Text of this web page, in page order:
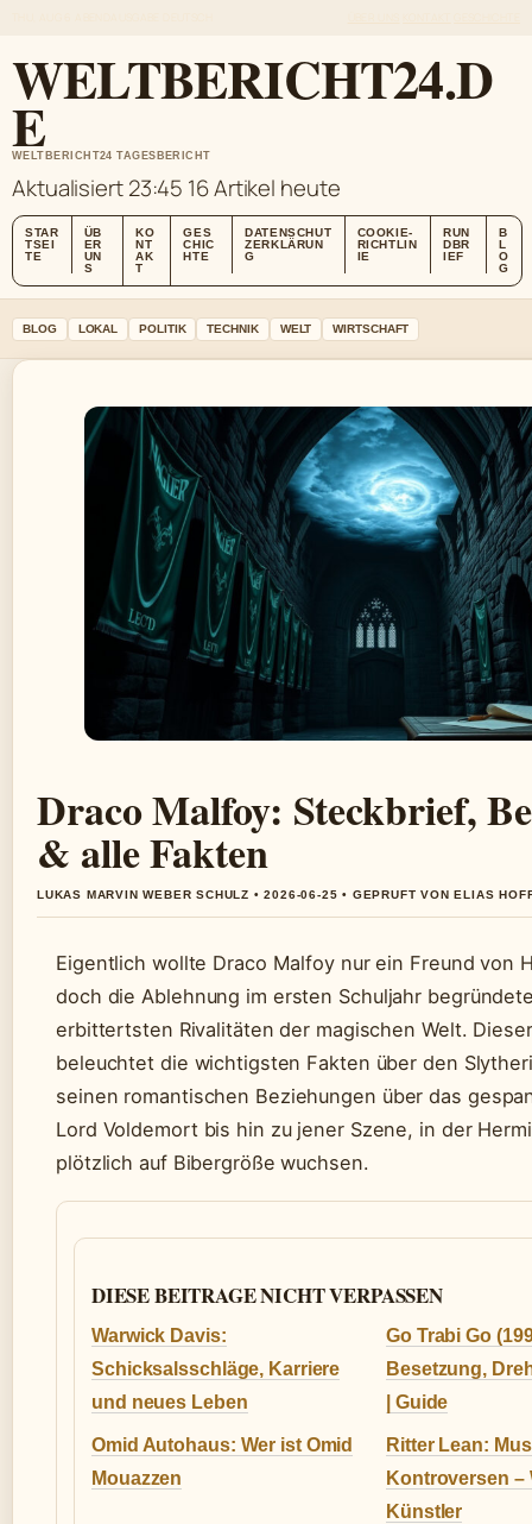
WELTBERICHT24.D
E
WELTBERICHT24 TAGESBERICHT
Aktualisiert 23:45 16 Artikel heute
STAR
TSEI
TE
ÜB
ER
UN
S
KO
NT
AK
T
GES
CHIC
HTE
DATENSCHUT
ZERKLÄRUN
G
COOKIE-
RICHTLIN
IE
RUN
DBR
IEF
B
L
O
G
BLOG LOKAL POLITIK TECHNIK WELT WIRTSCHAFT
Draco Malfoy: Steckbrief,
& alle Fakten
LUKAS MARVIN WEBER SCHULZ • 2026-06-25 • GEPRUFT VON ELIAS
Eigentlich wollte Draco Malfoy nur ein Freund von
doch die Ablehnung im ersten Schuljahr
erbittertsten Rivalitäten der magischen Welt.
beleuchtet die wichtigsten Fakten über den
seinen romantischen Beziehungen über das
Lord Voldemort bis hin zu jener Szene, in der
plötzlich auf Bibergröße wuchsen.
DIESE BEITRAGE NICHT VERPASSEN
Warwick Davis:
Schicksalsschläge, Karriere
und neues Leben
Go Trabi Go
Besetzung,
| Guide
Omid Autohaus: Wer ist Omid
Mouazzen
Ritter Lean:
Kontroversen –
Künstler